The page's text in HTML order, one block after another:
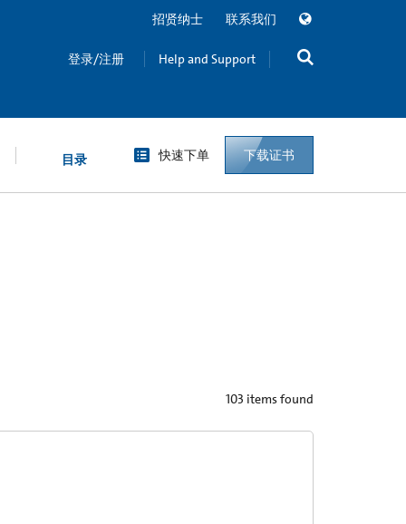
招贤纳士 联系我们
登录/注册 Help and Support
目录 快速下单 下载证书
103 items found